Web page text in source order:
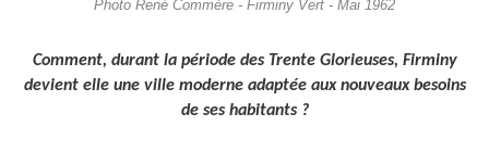
Photo René Commère - Firminy Vert - Mai 1962
Comment, durant la période des Trente Glorieuses, Firminy
devient elle une ville moderne adaptée aux nouveaux besoins
de ses habitants ?